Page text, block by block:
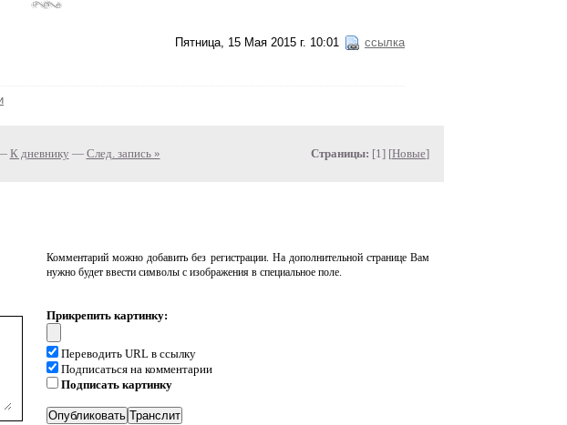
Пятница, 15 Мая 2015 г. 10:01 ссылка
К дневнику — След. запись » Страницы: [1] [Новые]
Комментарий можно добавить без регистрации. На дополнительной странице Вам
нужно будет ввести символы с изображения в специальное поле.
Прикрепить картинку:
Переводить URL в ссылку
Подписаться на комментарии
Подписать картинку